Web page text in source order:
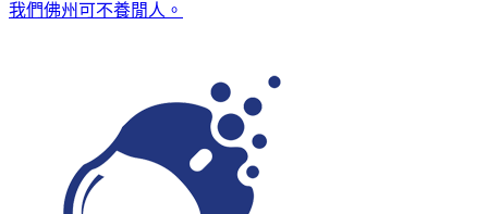
我們佛州可不養閒人。